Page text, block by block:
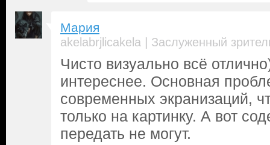
Мария
akelabrjlicakela | Заслуженный
Чисто визуально всё
интереснее. Основная
современных экранизаций,
только на картинку. А вот
передать не могут.